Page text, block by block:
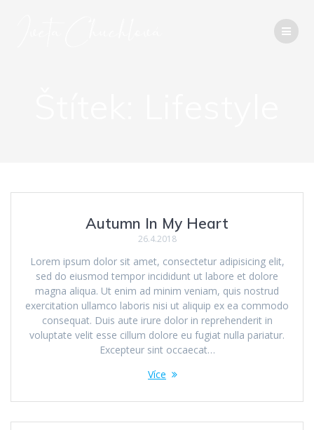
Autumn In My Heart
26.4.2018
Lorem ipsum dolor sit amet, consectetur adipisicing elit,
sed do eiusmod tempor incididunt ut labore et dolore
magna aliqua. Ut enim ad minim veniam, quis nostrud
exercitation ullamco laboris nisi ut aliquip ex ea commodo
consequat. Duis aute irure dolor in reprehenderit in
voluptate velit esse cillum dolore eu fugiat nulla pariatur.
Excepteur sint occaecat…
Více